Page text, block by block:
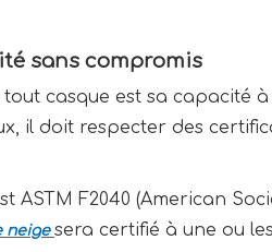
sans compromis
casque est sa capacité
il doit respecter des
F2040 (American
neige sera certifié à une ou